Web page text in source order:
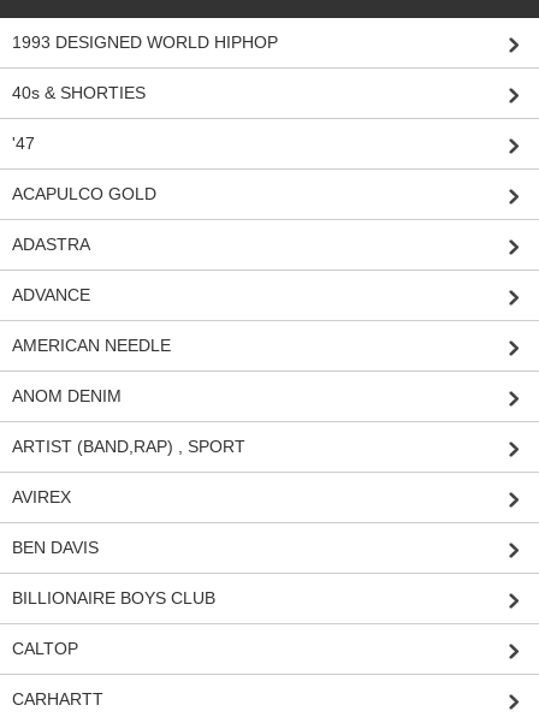
1993 DESIGNED WORLD HIPHOP
40s & SHORTIES
'47
ACAPULCO GOLD
ADASTRA
ADVANCE
AMERICAN NEEDLE
ANOM DENIM
ARTIST (BAND,RAP) , SPORT
AVIREX
BEN DAVIS
BILLIONAIRE BOYS CLUB
CALTOP
CARHARTT